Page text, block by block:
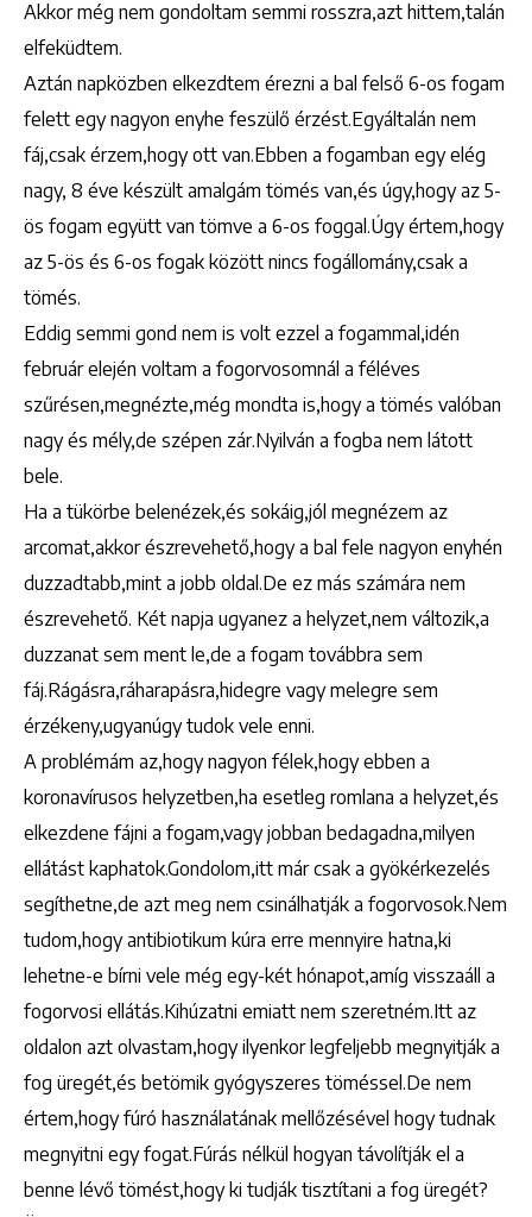
Akkor még nem gondoltam semmi rosszra,azt hittem,talán
elfeküdtem.
Aztán napközben elkezdtem érezni a bal felső 6-os fogam
felett egy nagyon enyhe feszülő érzést.Egyáltalán nem
fáj,csak érzem,hogy ott van.Ebben a fogamban egy elég
nagy, 8 éve készült amalgám tömés van,és úgy,hogy az 5-
ös fogam együtt van tömve a 6-os foggal.Úgy értem,hogy
az 5-ös és 6-os fogak között nincs fogállomány,csak a
tömés.
Eddig semmi gond nem is volt ezzel a fogammal,idén
február elején voltam a fogorvosomnál a féléves
szűrésen,megnézte,még mondta is,hogy a tömés valóban
nagy és mély,de szépen zár.Nyilván a fogba nem látott
bele.
Ha a tükörbe belenézek,és sokáig,jól megnézem az
arcomat,akkor észrevehető,hogy a bal fele nagyon enyhén
duzzadtabb,mint a jobb oldal.De ez más számára nem
észrevehető. Két napja ugyanez a helyzet,nem változik,a
duzzanat sem ment le,de a fogam továbbra sem
fáj.Rágásra,ráharapásra,hidegre vagy melegre sem
érzékeny,ugyanúgy tudok vele enni.
A problémám az,hogy nagyon félek,hogy ebben a
koronavírusos helyzetben,ha esetleg romlana a helyzet,és
elkezdene fájni a fogam,vagy jobban bedagadna,milyen
ellátást kaphatok.Gondolom,itt már csak a gyökérkezelés
segíthetne,de azt meg nem csinálhatják a fogorvosok.Nem
tudom,hogy antibiotikum kúra erre mennyire hatna,ki
lehetne-e bírni vele még egy-két hónapot,amíg visszaáll a
fogorvosi ellátás.Kihúzatni emiatt nem szeretném.Itt az
oldalon azt olvastam,hogy ilyenkor legfeljebb megnyitják a
fog üregét,és betömik gyógyszeres töméssel.De nem
értem,hogy fúró használatának mellőzésével hogy tudnak
megnyitni egy fogat.Fúrás nélkül hogyan távolítják el a
benne lévő tömést,hogy ki tudják tisztítani a fog üregét?